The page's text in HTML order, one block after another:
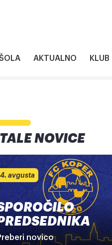
AKTUALNO KLUB
NOVICE
4. avgusta
novico